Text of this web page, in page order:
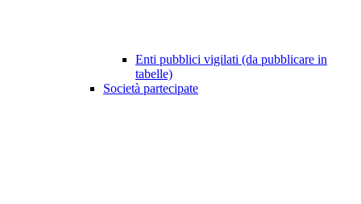
Enti pubblici vigilati (da pubblicare in
tabelle)
Società partecipate